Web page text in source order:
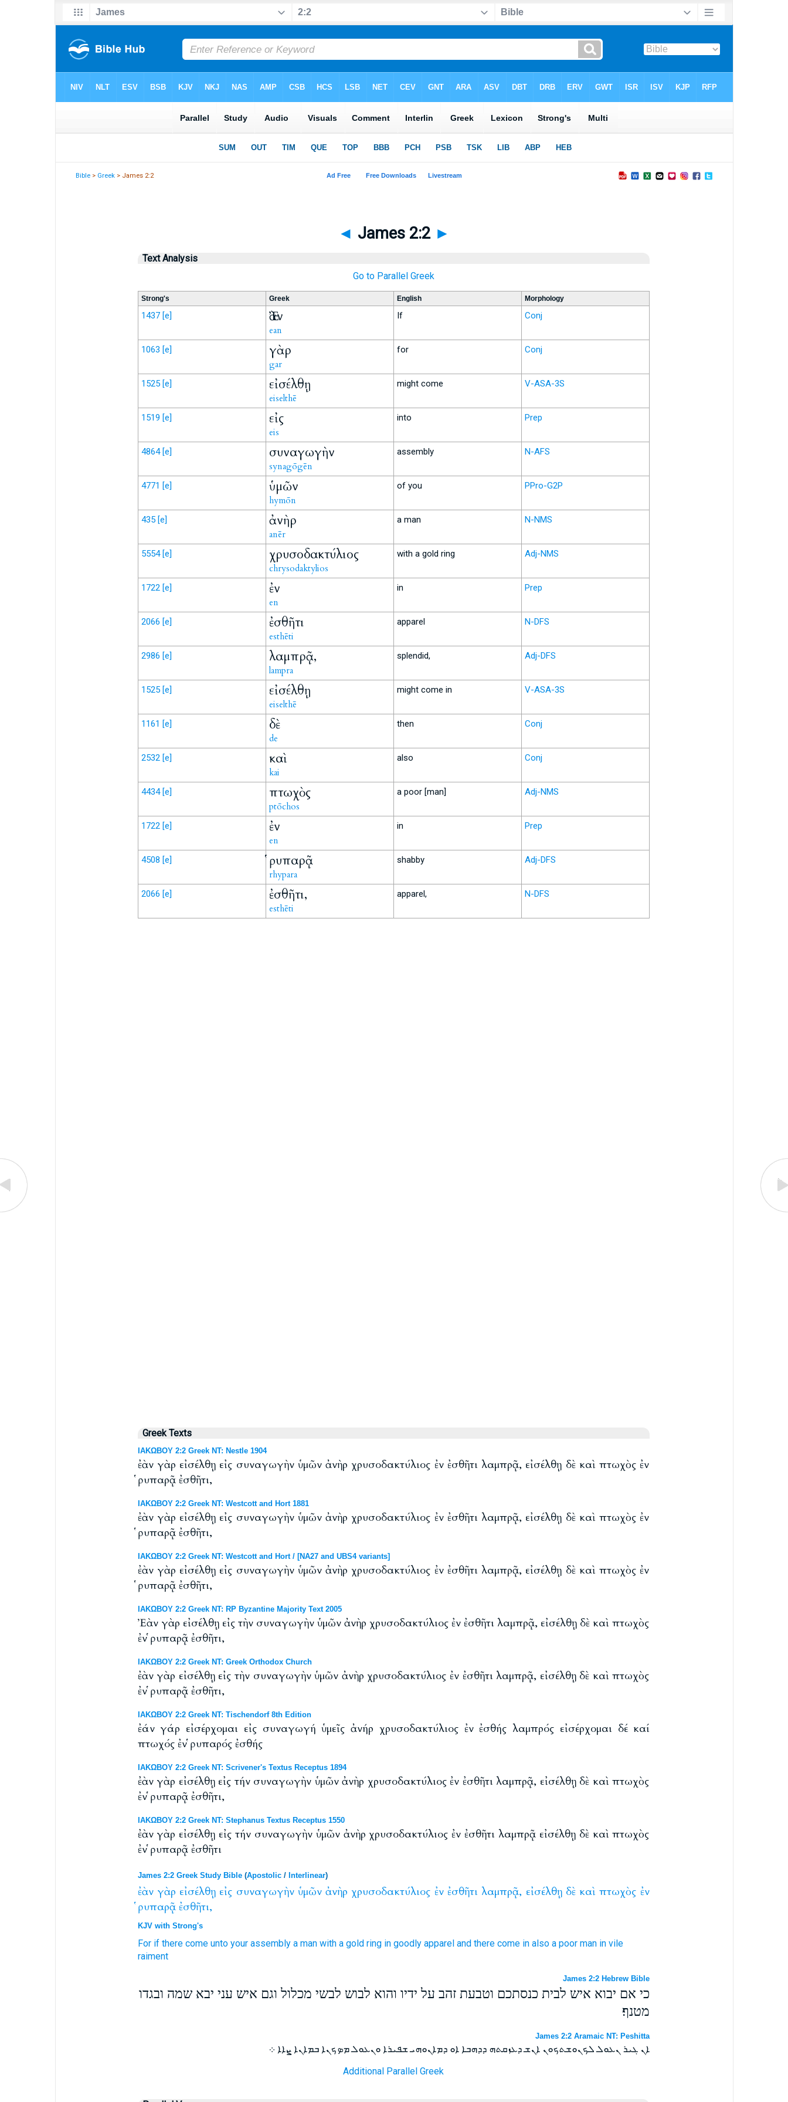
Bible > Greek > James 2:2
◄ James 2:2 ►
Text Analysis
Go to Parallel Greek
Strong's Greek English Morphology
1437 [e] Ἐὰν
ean
If Conj
1063 [e] γὰρ
gar
for Conj
1525 [e] εἰσέλθῃ
eiselthē
might come V-ASA-3S
1519 [e] εἰς
eis
into Prep
4864 [e] συναγωγὴν
synagōgēn
assembly N-AFS
4771 [e] ὑμῶν
hymōn
of you PPro-G2P
435 [e] ἀνὴρ
anēr
a man N-NMS
5554 [e] χρυσοδακτύλιος
chrysodaktylios
with a gold ring Adj-NMS
1722 [e] ἐν
en
in Prep
2066 [e] ἐσθῆτι
esthēti
apparel N-DFS
2986 [e] λαμπρᾷ,
lampra
splendid, Adj-DFS
1525 [e] εἰσέλθῃ
eiselthē
might come in V-ASA-3S
1161 [e] δὲ
de
then Conj
2532 [e] καὶ
kai
also Conj
4434 [e] πτωχὸς
ptōchos
a poor [man] Adj-NMS
1722 [e] ἐν
en
in Prep
4508 [e] ῥυπαρᾷ
rhypara
shabby Adj-DFS
2066 [e] ἐσθῆτι,
esthēti
apparel, N-DFS
Greek Texts
ΙΑΚΩΒΟΥ 2:2 Greek NT: Nestle 1904
ἐὰν γὰρ εἰσέλθῃ εἰς συναγωγὴν ὑμῶν ἀνὴρ χρυσοδακτύλιος ἐν ἐσθῆτι λαμπρᾷ, εἰσέλθῃ δὲ καὶ πτωχὸς ἐν
ῥυπαρᾷ ἐσθῆτι,
ΙΑΚΩΒΟΥ 2:2 Greek NT: Westcott and Hort 1881
ἐὰν γὰρ εἰσέλθῃ εἰς συναγωγὴν ὑμῶν ἀνὴρ χρυσοδακτύλιος ἐν ἐσθῆτι λαμπρᾷ, εἰσέλθῃ δὲ καὶ πτωχὸς ἐν
ῥυπαρᾷ ἐσθῆτι,
ΙΑΚΩΒΟΥ 2:2 Greek NT: Westcott and Hort / [NA27 and UBS4 variants]
ἐὰν γὰρ εἰσέλθῃ εἰς συναγωγὴν ὑμῶν ἀνὴρ χρυσοδακτύλιος ἐν ἐσθῆτι λαμπρᾷ, εἰσέλθῃ δὲ καὶ πτωχὸς ἐν
ῥυπαρᾷ ἐσθῆτι,
ΙΑΚΩΒΟΥ 2:2 Greek NT: RP Byzantine Majority Text 2005
Ἐὰν γὰρ εἰσέλθῃ εἰς τὴν συναγωγὴν ὑμῶν ἀνὴρ χρυσοδακτύλιος ἐν ἐσθῆτι λαμπρᾷ, εἰσέλθῃ δὲ καὶ πτωχὸς
ἐν ῥυπαρᾷ ἐσθῆτι,
ΙΑΚΩΒΟΥ 2:2 Greek NT: Greek Orthodox Church
ἐὰν γὰρ εἰσέλθῃ εἰς τὴν συναγωγὴν ὑμῶν ἀνὴρ χρυσοδακτύλιος ἐν ἐσθῆτι λαμπρᾷ, εἰσέλθῃ δὲ καὶ πτωχὸς
ἐν ῥυπαρᾷ ἐσθῆτι,
ΙΑΚΩΒΟΥ 2:2 Greek NT: Tischendorf 8th Edition
ἐάν γάρ εἰσέρχομαι εἰς συναγωγή ὑμεῖς ἀνήρ χρυσοδακτύλιος ἐν ἐσθής λαμπρός εἰσέρχομαι δέ καί
πτωχός ἐν ῥυπαρός ἐσθής
ΙΑΚΩΒΟΥ 2:2 Greek NT: Scrivener's Textus Receptus 1894
ἐὰν γὰρ εἰσέλθῃ εἰς τήν συναγωγὴν ὑμῶν ἀνὴρ χρυσοδακτύλιος ἐν ἐσθῆτι λαμπρᾷ, εἰσέλθῃ δὲ καὶ πτωχὸς
ἐν ῥυπαρᾷ ἐσθῆτι,
ΙΑΚΩΒΟΥ 2:2 Greek NT: Stephanus Textus Receptus 1550
ἐὰν γὰρ εἰσέλθῃ εἰς τήν συναγωγὴν ὑμῶν ἀνὴρ χρυσοδακτύλιος ἐν ἐσθῆτι λαμπρᾷ εἰσέλθῃ δὲ καὶ πτωχὸς
ἐν ῥυπαρᾷ ἐσθῆτι
James 2:2 Greek Study Bible(Apostolic/ Interlinear)
ἐὰν γὰρ εἰσέλθῃ εἰς συναγωγὴν ὑμῶν ἀνὴρ χρυσοδακτύλιος ἐν ἐσθῆτι λαμπρᾷ, εἰσέλθῃ δὲ καὶ πτωχὸς ἐν
ῥυπαρᾷ ἐσθῆτι,
KJV with Strong's
For if there come unto your assembly a man with a gold ring in goodly apparel and there come in also a poor man in vile
raiment
James 2:2 Hebrew Bible
כי אם יבוא איש לבית כנסתכם וטבעת זהב על ידיו והוא לבוש לבשי מכלול וגם איש עני יבא שמה ובגדו
מטנף׃
James 2:2 Aramaic NT: Peshitta
ܐܢ ܓܝܪ ܢܥܘܠ ܠܟܢܘܫܬܟܘܢ ܐܢܫ ܕܥܙܩܬܗ ܕܕܗܒܐ ܐܘ ܕܡܐܢܘܗܝ ܫܦܝܪܐ ܘܢܥܘܠ ܡܤܟܢܐ ܒܡܐܢܐ ܨܐܐ ܀
Additional Parallel Greek